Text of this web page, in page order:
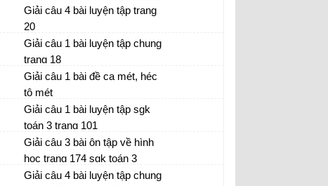
Giải câu 4 bài luyện tập trang
20
Giải câu 1 bài luyện tập chung
trang 18
Giải câu 1 bài đề ca mét, héc
tô mét
Giải câu 1 bài luyện tập sgk
toán 3 trang 101
Giải câu 3 bài ôn tập về hình
học trang 174 sgk toán 3
Giải câu 4 bài luyện tập chung